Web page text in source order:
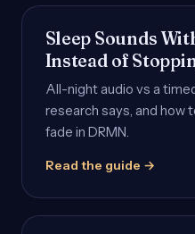
Sleep Sounds
Instead of
All-night audio vs a
research says, and how
fade in DRMN.
Read the guide →